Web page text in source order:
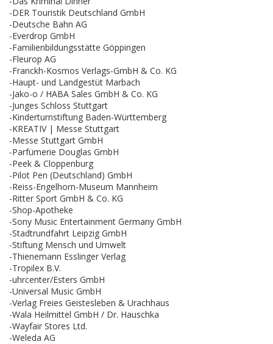
-DER Touristik Deutschland GmbH
-Deutsche Bahn AG
-Everdrop GmbH
-Familienbildungsstätte Göppingen
-Fleurop AG
-Franckh-Kosmos Verlags-GmbH & Co. KG
-Haupt- und Landgestüt Marbach
-Jako-o / HABA Sales GmbH & Co. KG
-Junges Schloss Stuttgart
-Kinderturnstiftung Baden-Württemberg
-KREATIV | Messe Stuttgart
-Messe Stuttgart GmbH
-Parfümerie Douglas GmbH
-Peek & Cloppenburg
-Pilot Pen (Deutschland) GmbH
-Reiss-Engelhorn-Museum Mannheim
-Ritter Sport GmbH & Co. KG
-Shop-Apotheke
-Sony Music Entertainment Germany GmbH
-Stadtrundfahrt Leipzig GmbH
-Stiftung Mensch und Umwelt
-Thienemann Esslinger Verlag
-Tropilex B.V.
-uhrcenter/Esters GmbH
-Universal Music GmbH
-Verlag Freies Geistesleben & Urachhaus
-Wala Heilmittel GmbH / Dr. Hauschka
-Wayfair Stores Ltd.
-Weleda AG